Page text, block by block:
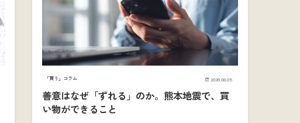
「買う」コラム 2026.08.05
善意はなぜ「ずれる」のか。熊本地震で、買
い物ができること